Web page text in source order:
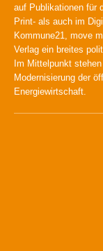
auf Publikationen für
Print- als auch im
Kommune21, move
Verlag ein breites
Im Mittelpunkt
Modernisierung der
Energiewirtschaft.